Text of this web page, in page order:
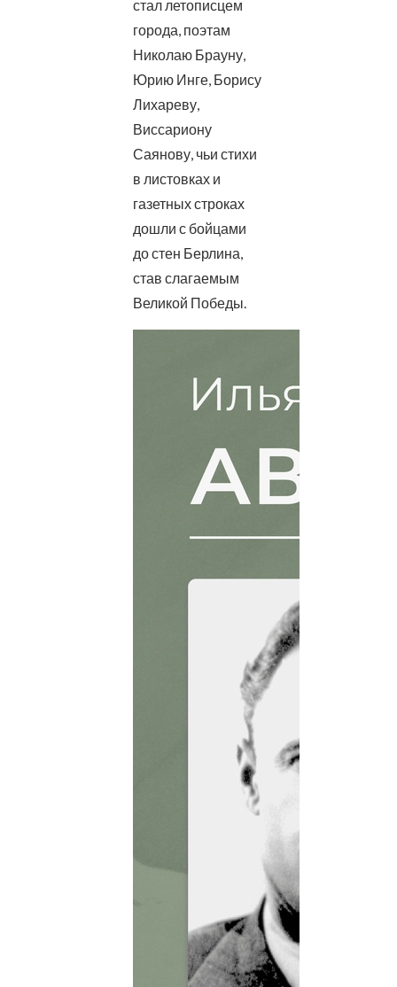
стал летописцем
города, поэтам
Николаю Брауну,
Юрию Инге, Борису
Лихареву,
Виссариону
Саянову, чьи стихи
в листовках и
газетных строках
дошли с бойцами
до стен Берлина,
став слагаемым
Великой Победы.